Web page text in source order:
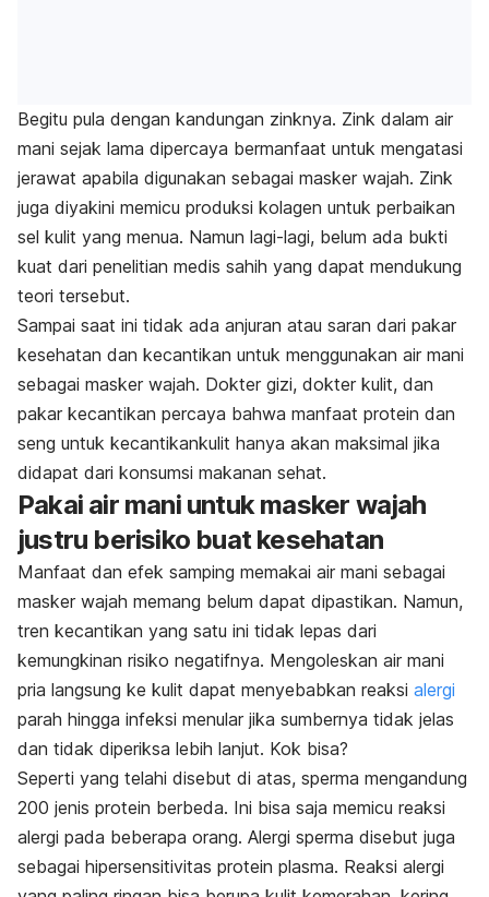
Begitu pula dengan kandungan zinknya. Zink dalam air
mani sejak lama dipercaya bermanfaat untuk mengatasi
jerawat apabila digunakan sebagai masker wajah. Zink
juga diyakini memicu produksi kolagen untuk perbaikan
sel kulit yang menua. Namun lagi-lagi, belum ada bukti
kuat dari penelitian medis sahih yang dapat mendukung
teori tersebut.
Sampai saat ini tidak ada anjuran atau saran dari pakar
kesehatan dan kecantikan untuk menggunakan air mani
sebagai masker wajah. Dokter gizi, dokter kulit, dan
pakar kecantikan percaya bahwa manfaat protein dan
seng untuk kecantikankulit hanya akan maksimal jika
didapat dari konsumsi makanan sehat.
Pakai air mani untuk masker wajah
justru berisiko buat kesehatan
Manfaat dan efek samping memakai air mani sebagai
masker wajah memang belum dapat dipastikan. Namun,
tren kecantikan yang satu ini tidak lepas dari
kemungkinan risiko negatifnya. Mengoleskan air mani
pria langsung ke kulit dapat menyebabkan reaksi alergi
parah hingga infeksi menular jika sumbernya tidak jelas
dan tidak diperiksa lebih lanjut. Kok bisa?
Seperti yang telahi disebut di atas, sperma mengandung
200 jenis protein berbeda. Ini bisa saja memicu reaksi
alergi pada beberapa orang. Alergi sperma disebut juga
sebagai hipersensitivitas protein plasma. Reaksi alergi